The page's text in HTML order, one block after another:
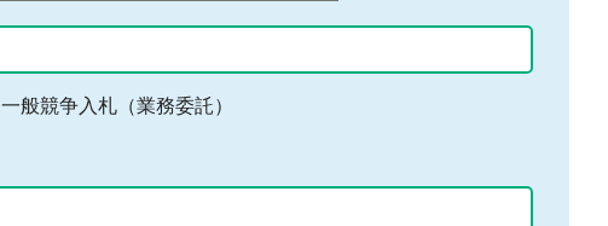
一般競争入札（業務委託）